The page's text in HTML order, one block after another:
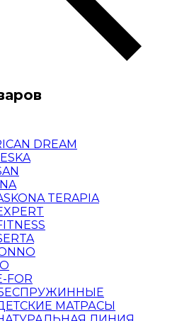
DREAM
TERAPIA
FOR
МАТРАСЫ